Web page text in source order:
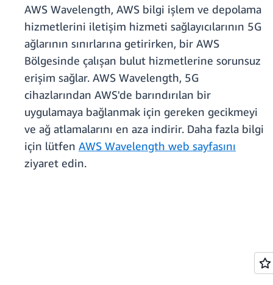
AWS Wavelength, AWS bilgi işlem ve depolama
hizmetlerini iletişim hizmeti sağlayıcılarının 5G
ağlarının sınırlarına getirirken, bir AWS
Bölgesinde çalışan bulut hizmetlerine sorunsuz
erişim sağlar. AWS Wavelength, 5G
cihazlarından AWS'de barındırılan bir
uygulamaya bağlanmak için gereken gecikmeyi
ve ağ atlamalarını en aza indirir. Daha fazla bilgi
için lütfen AWS Wavelength web sayfasını
ziyaret edin.